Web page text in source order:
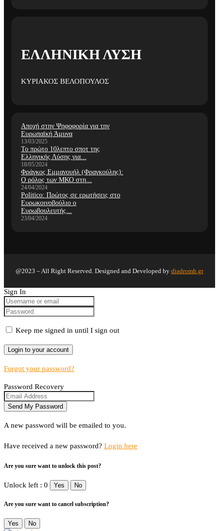
ΕΛΛΗΝΙΚΗ ΛΥΣΗ
ΚΥΡΙΑΚΟΣ ΒΕΛΟΠΟΥΛΟΣ
Αποχή στην Ψηφοφορία για την
Ευρωπαϊκή Άμυνα
13/03/2025
Το πρώτο 10λεπτο σποτ της
Ελληνικής Λύσης για...
18/05/2024
Φράγκος Εμμανουήλ (Φραγκούλης):
Ο ρόλος των ΜΚΟ στη...
24/04/2024
Politico: Πρώτος σε ερωτήσεις στο
Ευρωκοινοβούλιο ο
Ευρωβουλευτής...
23/04/2024
@2023 – All Right Reserved. Designed and Developed by diadromh.gr
Sign In
Keep me signed in until I sign out
Forgot your password?
Password Recovery
A new password will be emailed to you.
Have received a new password? Login here
Are you sure want to unlock this post?
Unlock left : 0 Yes No
Are you sure want to cancel subscription?
Yes No